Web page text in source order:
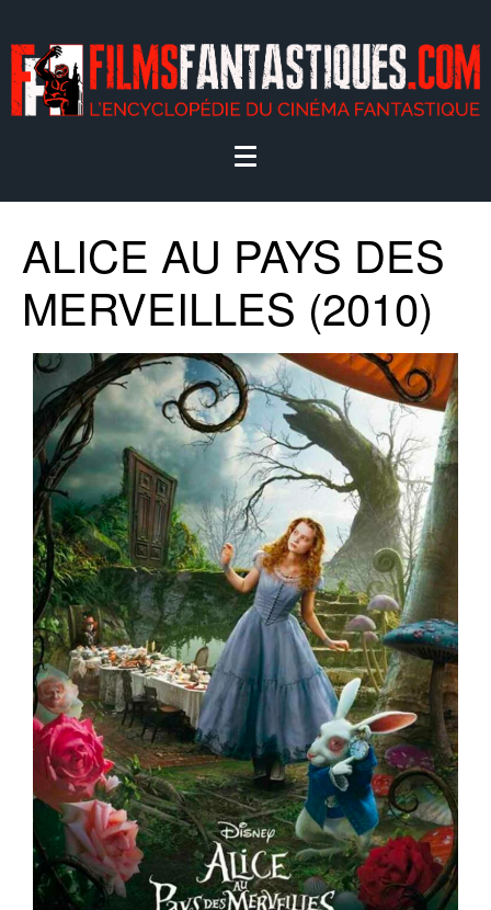
ALICE AU PAYS DES
MERVEILLES (2010)